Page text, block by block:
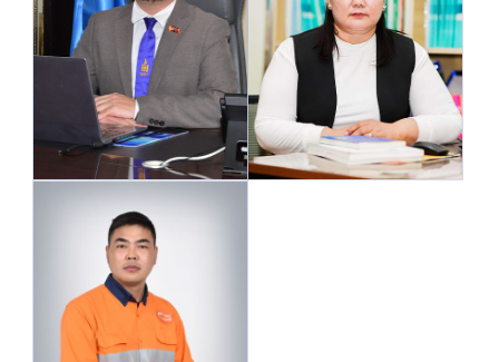
Ханбогд сумын Засаг
даргын орлогч
Орон нутгийн засаг
захиргааны төлөөлөл
Жавхлант багийн
малчдын төлөөлөл